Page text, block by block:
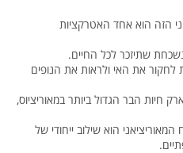
הזה הוא אחד האטרקציות
שתיזכר לכל החיים.
לחקור את האי ולראות את הנופים
חיות הבר הגדול ביותר במאוריציוס,
הוא שילוב ייחודי של